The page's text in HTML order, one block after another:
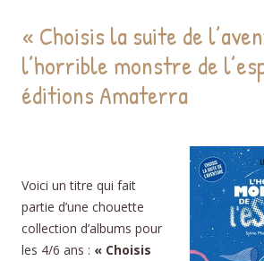
« Choisis la suite de
l’horrible monstre de
éditions Amaterra
Voici un titre qui fait
partie d’une chouette
collection d’albums pour
les 4/6 ans : « Choisis